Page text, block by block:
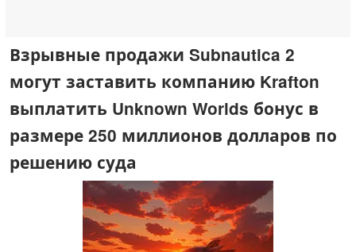
Взрывные продажи Subnautica 2
могут заставить компанию Krafton
выплатить Unknown Worlds бонус в
размере 250 миллионов долларов по
решению суда